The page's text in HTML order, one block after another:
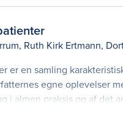
, Ruth Kirk Ertmann,
er en samling
egne oplevelser
i almen praksis og af